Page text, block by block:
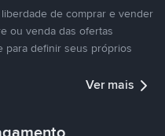
de comprar e vender
ou venda das ofertas
para definir seus próprios
Ver mais